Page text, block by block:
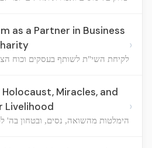
as a Partner in Business
לקיחת השי"ת לשותף בעסקים וכוח
›
Miracles, and
Livelihood
הימלטות מהשואה, נסים, ובטחון בה'
›